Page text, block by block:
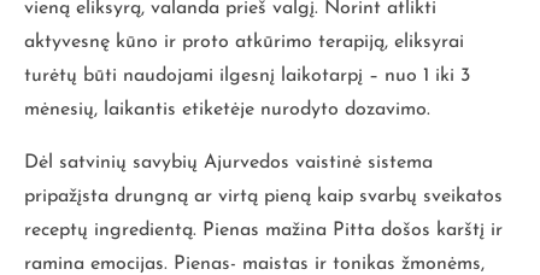
vieną eliksyrą, valanda prieš valgį. Norint atlikti
aktyvesnę kūno ir proto atkūrimo terapiją, eliksyrai
turėtų būti naudojami ilgesnį laikotarpį – nuo 1 iki 3
mėnesių, laikantis etiketėje nurodyto dozavimo.
Dėl satvinių savybių Ajurvedos vaistinė sistema
pripažįsta drungną ar virtą pieną kaip svarbų sveikatos
receptų ingredientą. Pienas mažina Pitta došos karštį ir
ramina emocijas. Pienas- maistas ir tonikas žmonėms,